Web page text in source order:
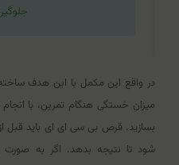
در واقع این مکمل با این هدف
میزان خستگی هنگام تمرین، با
بسازید. قرص بی سی ای ای باید قبل
شود تا نتیجه بدهد. اگر به صورت